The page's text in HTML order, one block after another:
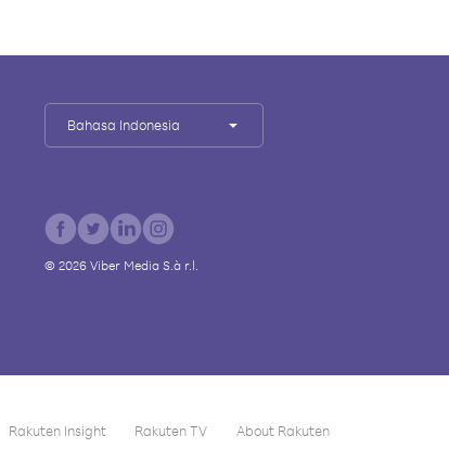
Bahasa Indonesia
© 2026 Viber Media S.à r.l.
Rakuten Insight Rakuten TV About Rakuten